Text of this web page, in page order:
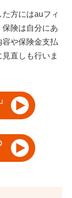
方にはauフィ
険は自分にあ
や保険金支払
直しも行いま